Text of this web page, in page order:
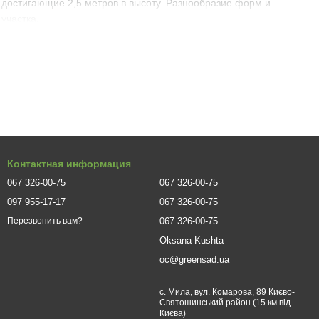
2,5 метров в высоту. Разнообразие форм и
-24 градусов Цельсия), без проблем переносят
Контактная информация
067 326-00-75
097 955-17-17
Перезвонить вам?
067 326-00-75
067 326-00-75
067 326-00-75
Oksana Kushta
oc@greensad.ua
с. Мила, вул. Комарова, 89 Києво-
Святошинський район (15 км від
Києва)